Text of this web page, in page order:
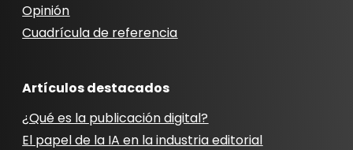
Opinión
Cuadrícula de referencia
Artículos destacados
¿Qué es la publicación digital?
El papel de la IA en la industria editorial